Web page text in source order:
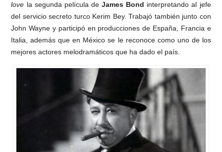
love la segunda película deJames Bond interpretando al jefe
del servicio secreto turco Kerim Bey. Trabajó también junto con
John Wayne y participó en producciones de España, Francia e
Italia, además que en México se le reconoce como uno de los
mejores actores melodramáticos que ha dado el país.